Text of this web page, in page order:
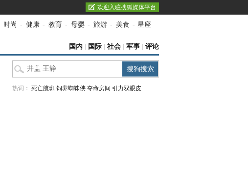
欢迎入驻搜狐媒体平台
时尚 - 健康 - 教育 - 母婴 - 旅游 - 美食 - 星座
国内 国际 社会 军事 评论
热词： 死亡航班 饲养蜘蛛侠 夺命房间 引力双眼皮